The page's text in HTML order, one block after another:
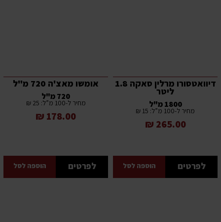
דיוואטסורו מרלין סאקה 1.8
ליטר
1800 מ"ל
מחיר ל-100 מ”ל: 15 ₪
265.00 ₪
לפרטים הוספה לסל
אומשו מאצ'ה 720 מ"ל
720 מ"ל
מחיר ל-100 מ”ל: 25 ₪
178.00 ₪
לפרטים הוספה לסל